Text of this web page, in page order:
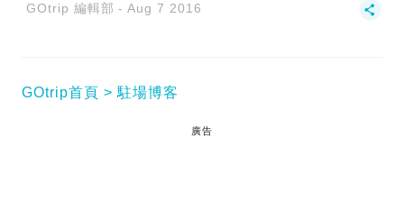
GOtrip 編輯部 Aug 7 2016
GOtrip首頁 駐場博客
廣告